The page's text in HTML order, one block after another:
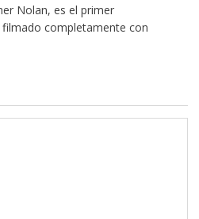
Nolan, es el primer
completamente con